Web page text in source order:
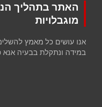
האתר בתהליך
מוגבלויות
אנו עושים כל מאמץ
במידה ונתקלת בבעיה אנא